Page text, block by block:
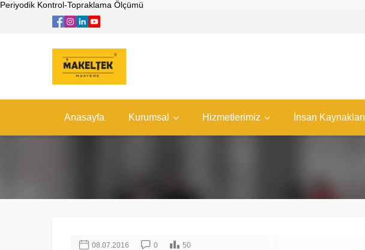
Periyodik Kontrol-Topraklama Ölçümü
Anasayfa Kurumsal Hizmetlerimiz İnsan Kaynakları
08.07.2016 0 50